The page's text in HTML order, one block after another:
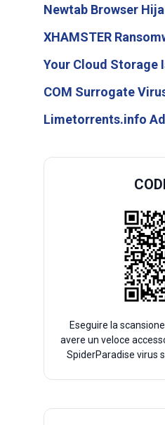
Newtab Browser
XHAMSTER
Your Cloud Storage
COM Surrogate
Limetorrents.info
Eseguire la
avere un veloce
SpiderParadise virus